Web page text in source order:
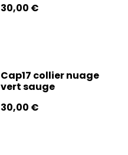
30,00 €
Cap17 collier nuage
vert sauge
30,00 €